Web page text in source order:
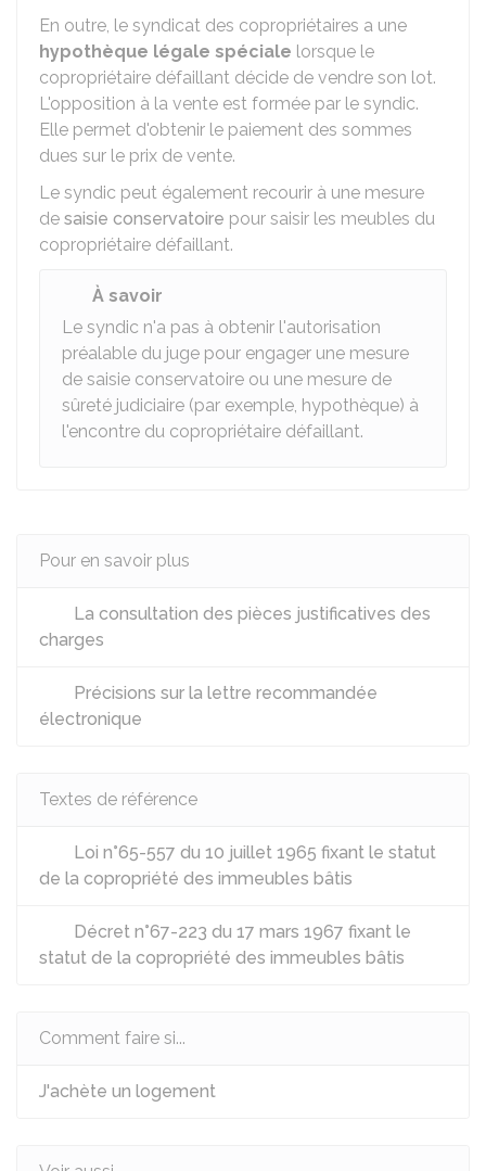
En outre, le syndicat des copropriétaires a une
hypothèque légale spéciale lorsque le
copropriétaire défaillant décide de vendre son lot.
L'opposition à la vente est formée par le syndic.
Elle permet d'obtenir le paiement des sommes
dues sur le prix de vente.
Le syndic peut également recourir à une mesure
de saisie conservatoire pour saisir les meubles du
copropriétaire défaillant.
À savoir
Le syndic n'a pas à obtenir l'autorisation
préalable du juge pour engager une mesure
de saisie conservatoire ou une mesure de
sûreté judiciaire (par exemple, hypothèque) à
l'encontre du copropriétaire défaillant.
Pour en savoir plus
La consultation des pièces justificatives des
charges
Précisions sur la lettre recommandée
électronique
Textes de référence
Loi n°65-557 du 10 juillet 1965 fixant le statut
de la copropriété des immeubles bâtis
Décret n°67-223 du 17 mars 1967 fixant le
statut de la copropriété des immeubles bâtis
Comment faire si...
J'achète un logement